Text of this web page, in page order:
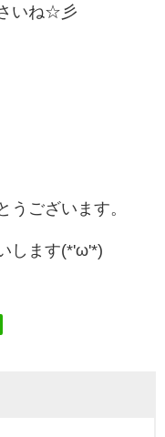
いね☆彡
うございます。
します(*'ω'*)